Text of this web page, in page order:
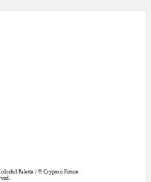
Palette / © Crypton Future